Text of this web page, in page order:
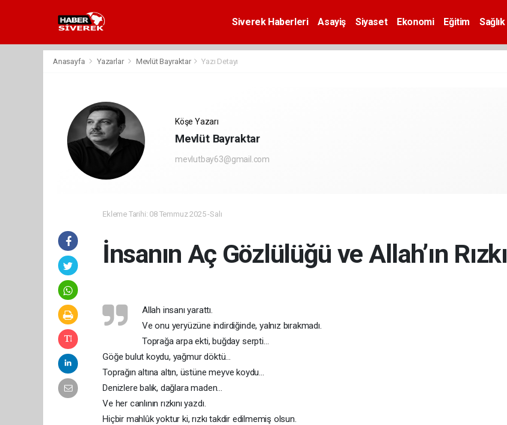
Siverek Haberleri Asayiş Siyaset Ekonomi Eğitim Sağlık
Anasayfa Yazarlar Mevlüt Bayraktar Yazı Detayı
Köşe Yazarı
Mevlüt Bayraktar
mevlutbay63@gmail.com
Ekleme Tarihi: 08 Temmuz 2025 -Salı
İnsanın Aç Gözlülüğü ve Allah’ın Rızkı
Allah insanı yarattı.
Ve onu yeryüzüne indirdiğinde, yalnız bırakmadı.
Toprağa arpa ekti, buğday serpti…
Göğe bulut koydu, yağmur döktü…
Toprağın altına altın, üstüne meyve koydu…
Denizlere balık, dağlara maden…
Ve her canlının rızkını yazdı.
Hiçbir mahlûk yoktur ki, rızkı takdir edilmemiş olsun.